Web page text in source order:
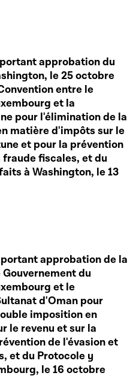
approbation du
le 25 octobre
entre le
et la
pour l'élimination de la
matière d'impôts sur le
et pour la prévention
fiscales, et du
à Washington, le 13
approbation de la
du
et le
d'Oman pour
imposition en
le revenu et sur la
de l'évasion et
et du Protocole y
le 16 octobre